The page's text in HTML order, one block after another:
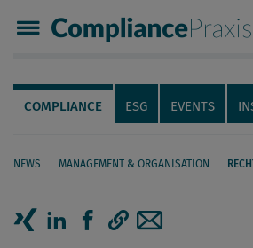
Compliance Praxis
Servicenavigation
Navigation
COMPLIANCE ESG EVENTS
NEWS MANAGEMENT & ORGANISATION
Seiteninhalt